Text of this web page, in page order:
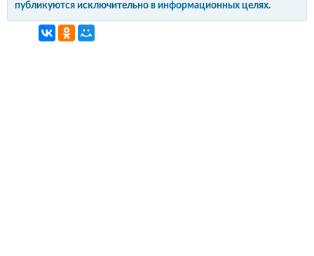
публикуются исключительно в информационных целях.